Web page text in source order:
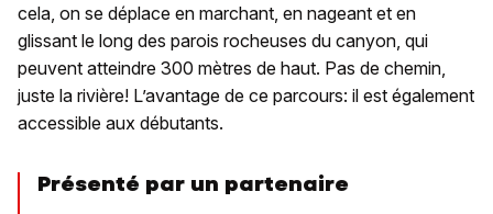
cela, on se déplace en marchant, en nageant et en
glissant le long des parois rocheuses du canyon, qui
peuvent atteindre 300 mètres de haut. Pas de chemin,
juste la rivière! L’avantage de ce parcours: il est également
accessible aux débutants.
Présenté par un partenaire